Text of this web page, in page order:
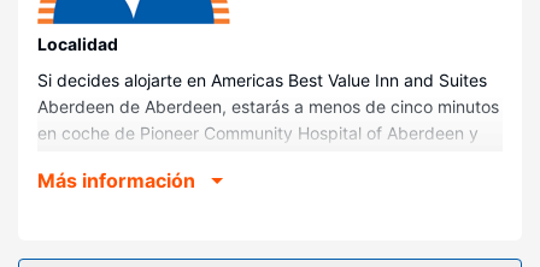
Localidad
Si decides alojarte en Americas Best Value Inn and Suites
Aberdeen de Aberdeen, estarás a menos de cinco minutos
en coche de Pioneer Community Hospital of Aberdeen y
encuentra a 2 km de Aberdeen City Hall y a 2,3 km de
Más información